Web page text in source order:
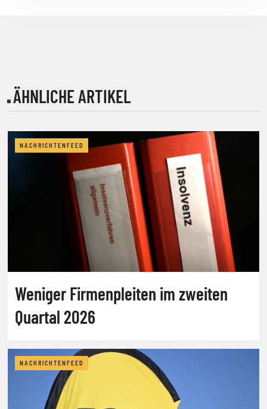
ÄHNLICHE ARTIKEL
NACHRICHTENFEED
Weniger Firmenpleiten im zweiten
Quartal 2026
NACHRICHTENFEED